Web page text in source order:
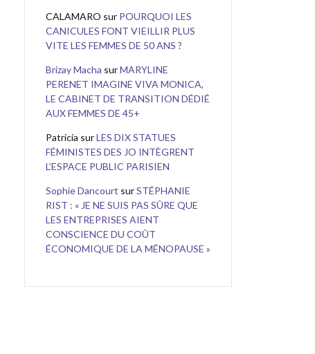
CALAMARO sur POURQUOI LES
CANICULES FONT VIEILLIR PLUS
VITE LES FEMMES DE 50 ANS ?
Brizay Macha surMARYLINE
PERENET IMAGINE VIVA MONICA,
LE CABINET DE TRANSITION DÉDIÉ
AUX FEMMES DE 45+
Patricia surLES DIX STATUES
FÉMINISTES DES JO INTÈGRENT
L’ESPACE PUBLIC PARISIEN
Sophie Dancourt surSTÉPHANIE
RIST : « JE NE SUIS PAS SÛRE QUE
LES ENTREPRISES AIENT
CONSCIENCE DU COÛT
ÉCONOMIQUE DE LA MÉNOPAUSE »